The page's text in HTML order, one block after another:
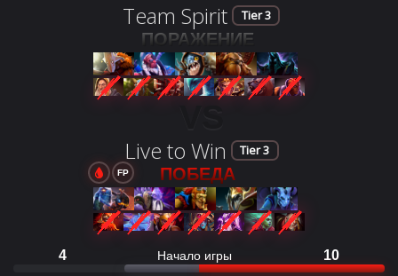
Team Spirit Tier 3
ПОРАЖЕНИЕ
Live to Win Tier 3
ПОБЕДА
FP
4 Начало игры 10